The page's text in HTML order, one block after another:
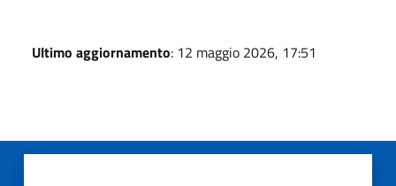
Ultimo aggiornamento: 12 maggio 2026, 17:51